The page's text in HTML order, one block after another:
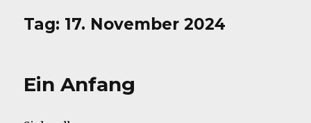
Tag: 17. November 2024
Ein Anfang